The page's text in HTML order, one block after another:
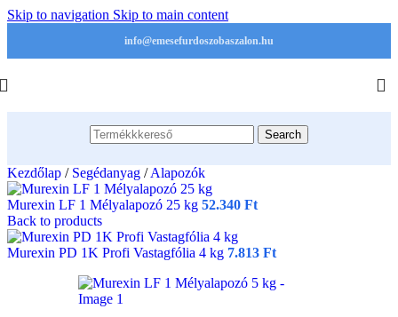
Skip to navigation Skip to main content
info@emesefurdoszobaszalon.hu
Search
Kezdőlap / Segédanyag / Alapozók
Murexin LF 1 Mélyalapozó 25 kg 52.340 Ft
Back to products
Murexin PD 1K Profi Vastagfólia 4 kg 7.813 Ft